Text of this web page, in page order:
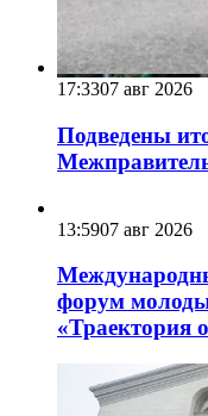
17:3307 авг 2026
Подведены
13:5907 авг 2026
форум
«Траектория